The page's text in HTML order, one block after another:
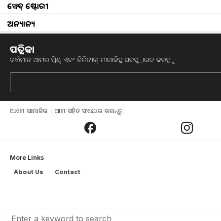
ୱେବ୍ ଷ୍ଟୋରୀ
ଅନ୍ୟାନ୍ୟ
ପତ୍ରିକା
ବର୍ତ୍ତମାନ ଆମର ପ୍ରିଣ୍ଟ୍ ଏବଂ ଡିଜିଟାଲ୍ ମାଗାଜିନ୍କୁ ସବସ୍କ୍ରାଇବ କରନ୍ତୁ
ଆମେ ସାମାଜିକ | ଆମ ସହିତ ସଂଯୋଗ କରନ୍ତୁ:
More Links
About Us
Contact
କିଛି ବର୍ଷ ପୂର୍ବେ, ବିଶ୍ୱାସ କରାଯାଉଥିଲା ଯେ
ମିଳିପାରିବ। କିନ୍ତୁ ଗତ କିଛି ବର୍ଷ ମଧ୍ୟରେ
ବୃଦ୍ଧି ପାଇଛି । ବର୍ତ୍ତମାନ ମାଂସ ସହିତ ଗୋରୁ
କାରଣରୁ ଛେଳିର ସେହି ବିଶେଷ ପ୍ରଜାତି
ଅଧିକ ପିଲା ଦେଇଥାଏ ଯାହାଦ୍ୱାରା ଚାଷୀର
ଚାହିଦା ବଢ଼ିବାରେ ଲାଗିଛି l କାରଣ ଏହି ଦୁଇ